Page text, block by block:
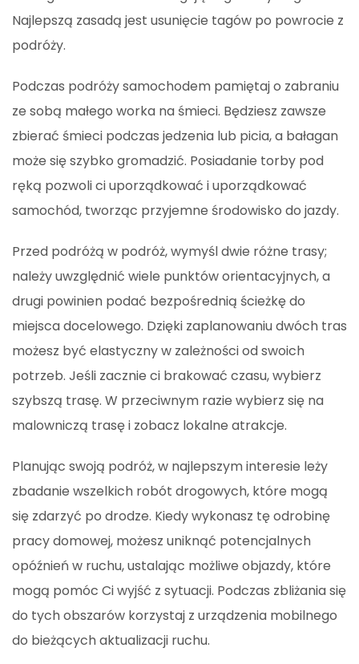
Najlepszą zasadą jest usunięcie tagów po powrocie z
podróży.
Podczas podróży samochodem pamiętaj o zabraniu
ze sobą małego worka na śmieci. Będziesz zawsze
zbierać śmieci podczas jedzenia lub picia, a bałagan
może się szybko gromadzić. Posiadanie torby pod
ręką pozwoli ci uporządkować i uporządkować
samochód, tworząc przyjemne środowisko do jazdy.
Przed podróżą w podróż, wymyśl dwie różne trasy;
należy uwzględnić wiele punktów orientacyjnych, a
drugi powinien podać bezpośrednią ścieżkę do
miejsca docelowego. Dzięki zaplanowaniu dwóch tras
możesz być elastyczny w zależności od swoich
potrzeb. Jeśli zacznie ci brakować czasu, wybierz
szybszą trasę. W przeciwnym razie wybierz się na
malowniczą trasę i zobacz lokalne atrakcje.
Planując swoją podróż, w najlepszym interesie leży
zbadanie wszelkich robót drogowych, które mogą
się zdarzyć po drodze. Kiedy wykonasz tę odrobinę
pracy domowej, możesz uniknąć potencjalnych
opóźnień w ruchu, ustalając możliwe objazdy, które
mogą pomóc Ci wyjść z sytuacji. Podczas zbliżania się
do tych obszarów korzystaj z urządzenia mobilnego
do bieżących aktualizacji ruchu.